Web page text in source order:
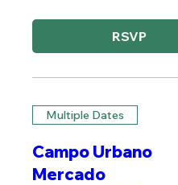
RSVP
Multiple Dates
Campo Urbano
Mercado